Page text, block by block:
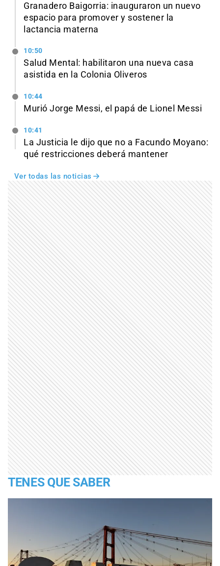
Granadero Baigorria: inauguraron un nuevo
espacio para promover y sostener la
lactancia materna
10:50
Salud Mental: habilitaron una nueva casa
asistida en la Colonia Oliveros
10:44
Murió Jorge Messi, el papá de Lionel Messi
10:41
La Justicia le dijo que no a Facundo Moyano:
qué restricciones deberá mantener
Ver todas las noticias
TENES QUE SABER